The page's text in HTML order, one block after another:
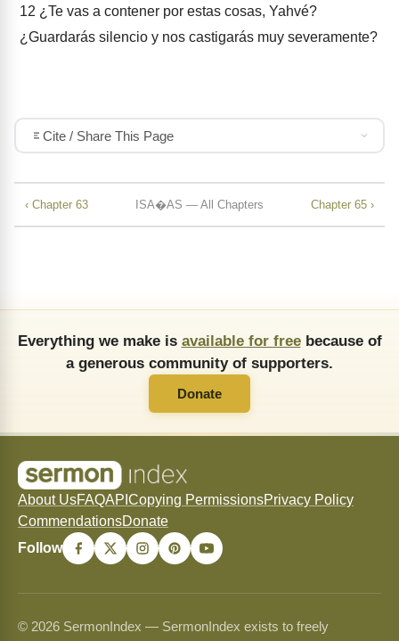
12 ¿Te vas a contener por estas cosas, Yahvé?
¿Guardarás silencio y nos castigarás muy severamente?
Cite / Share This Page
‹ Chapter 63 ISA�AS — All Chapters Chapter 65 ›
Everything we make is available for freebecause of
a generous community of supporters.
Donate
About UsFAQAPI Copying PermissionsPrivacy Policy
CommendationsDonate
Follow
© 2026 SermonIndex — SermonIndex exists to freely